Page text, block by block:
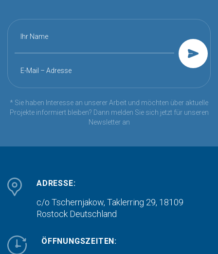
Ihr Name
E-Mail – Adresse
* Sie haben Interesse an unserer Arbeit und möchten über aktuelle
Projekte informiert bleiben? Dann melden Sie sich jetzt für unseren
Newsletter an
ADRESSE:
c/o Tschernjakow, Taklerring 29, 18109
Rostock Deutschland
ÖFFNUNGSZEITEN: